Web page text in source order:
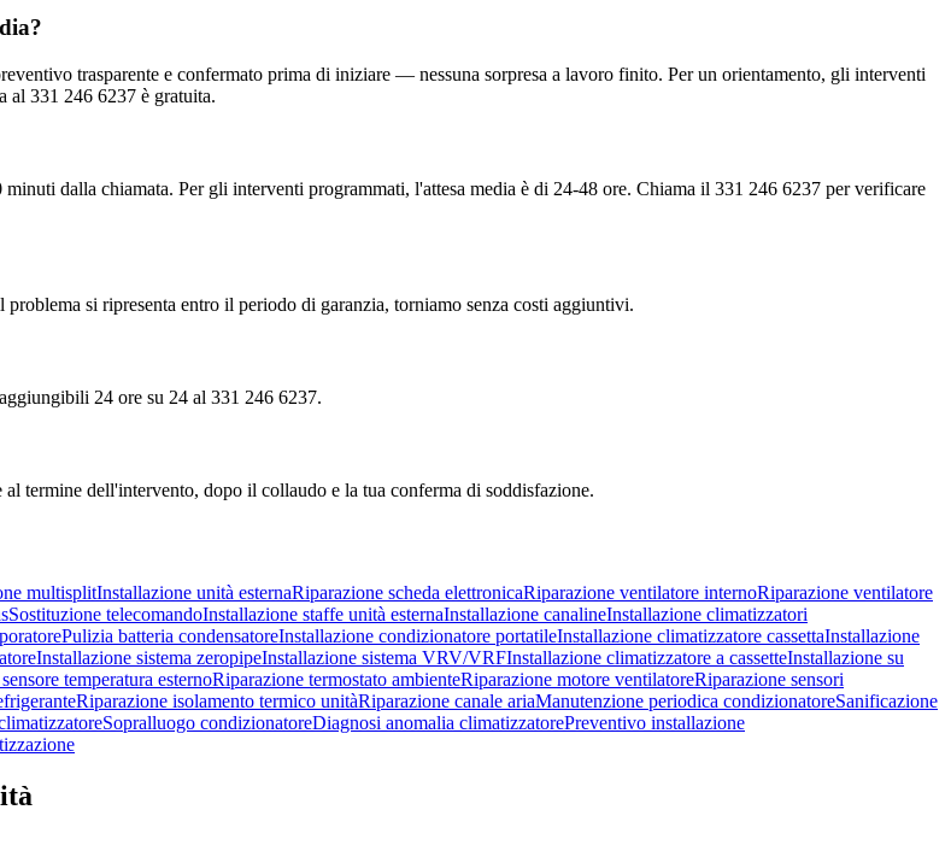
trasparente e confermato prima di iniziare — nessuna sorpresa a lavoro finito. Per un orientamento, gli interventi
331 246 6237 è gratuita.
dalla chiamata. Per gli interventi programmati, l'attesa media è di 24-48 ore. Chiama il 331 246 6237 per verificare
si ripresenta entro il periodo di garanzia, torniamo senza costi aggiuntivi.
24 ore su 24 al 331 246 6237.
termine dell'intervento, dopo il collaudo e la tua conferma di soddisfazione.
multisplitInstallazione unità esternaRiparazione scheda elettronicaRiparazione ventilatore internoRiparazione ventilatore
Sostituzione telecomandoInstallazione staffe unità esternaInstallazione canalineInstallazione climatizzatori
Pulizia batteria condensatoreInstallazione condizionatore portatileInstallazione climatizzatore cassettaInstallazione
Installazione sistema zeropipeInstallazione sistema VRV/VRFInstallazione climatizzatore a cassetteInstallazione su
temperatura esternoRiparazione termostato ambienteRiparazione motore ventilatoreRiparazione sensori
Riparazione isolamento termico unitàRiparazione canale ariaManutenzione periodica condizionatoreSanificazione
Sopralluogo condizionatoreDiagnosi anomalia climatizzatorePreventivo installazione